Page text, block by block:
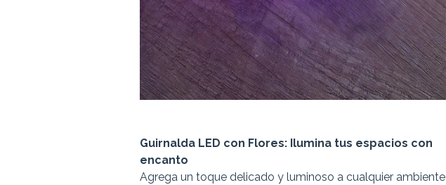
Guirnalda LED con Flores: Ilumina tus espacios con
encanto
Agrega un toque delicado y luminoso a cualquier ambiente